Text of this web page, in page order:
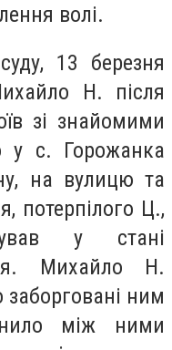
волі.
13 березня
Н. після
зі знайомими
у с. Горожанка
на вулицю та
потерпілого Ц.,
у стані
Михайло Н.
ним
між ними